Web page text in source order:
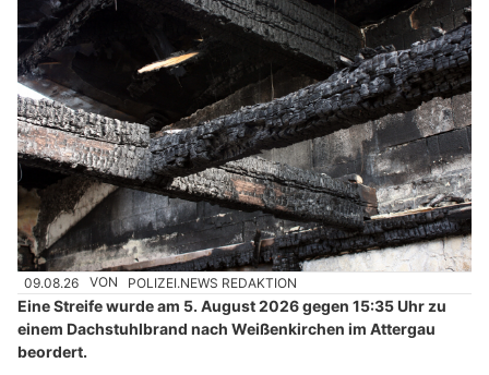
09.08.26 VON POLIZEI.NEWS REDAKTION
Eine Streife wurde am 5. August 2026 gegen 15:35 Uhr zu
einem Dachstuhlbrand nach Weißenkirchen im Attergau
beordert.